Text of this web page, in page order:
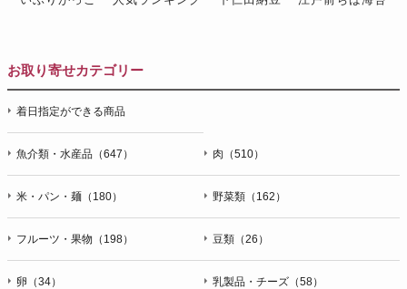
お取り寄せカテゴリー
着日指定ができる商品
魚介類・水産品（647） 肉（510）
米・パン・麺（180） 野菜類（162）
フルーツ・果物（198） 豆類（26）
卵（34） 乳製品・チーズ（58）